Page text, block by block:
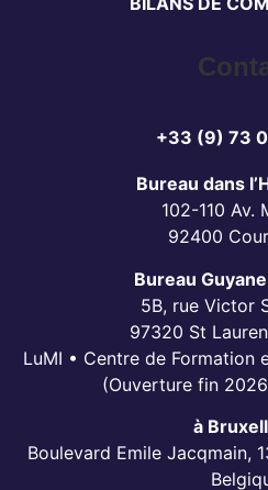
+33 (9) 73
Bureau dans
102-110 Av.
92400
Bureau
5B, rue Victor
97320 St
LuMI • Centre de Formation
(Ouverture fin
à
Boulevard Emile Jacqmain,